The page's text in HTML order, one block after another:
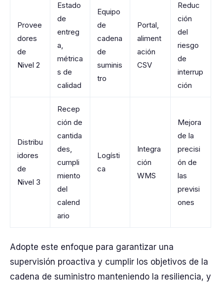
Provee
dores
de
Nivel 2
Estado
de
entreg
a,
métrica
s de
calidad
Equipo
de
cadena
de
suminis
tro
Portal,
aliment
ación
CSV
Reduc
ción
del
riesgo
de
interrup
ción
Distribu
idores
de
Nivel 3
Recep
ción de
cantida
des,
cumpli
miento
del
calend
ario
Logísti
ca
Integra
ción
WMS
Mejora
de la
precisi
ón de
las
previsi
ones
Adopte este enfoque para garantizar una
supervisión proactiva y cumplir los objetivos de la
cadena de suministro manteniendo la resiliencia, y